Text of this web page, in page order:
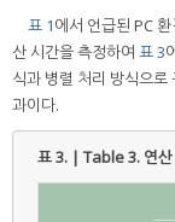
표 1에서 언급된 PC
산 시간을 측정하여 표 3
식과 병렬 처리 방식으
과이다.
표 3. | Table 3. 연